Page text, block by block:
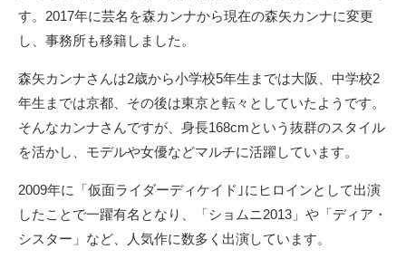
す。2017年に芸名を森カンナから現在の森矢カンナに変更
し、事務所も移籍しました。
森矢カンナさんは2歳から小学校5年生までは大阪、中学校2
年生までは京都、その後は東京と転々としていたようです。
そんなカンナさんですが、身長168cmという抜群のスタイル
を活かし、モデルや女優などマルチに活躍しています。
2009年に「仮面ライダーディケイド｣にヒロインとして出演
したことで一躍有名となり、「ショムニ2013」や「ディア・
シスター」など、人気作に数多く出演しています。